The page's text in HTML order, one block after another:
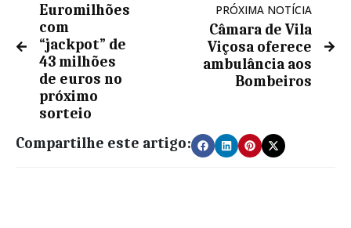
Euromilhões
com
“jackpot” de
43 milhões
de euros no
próximo
sorteio
PRÓXIMA NOTÍCIA
Câmara de Vila
Viçosa oferece
ambulância aos
Bombeiros
Compartilhe este artigo: